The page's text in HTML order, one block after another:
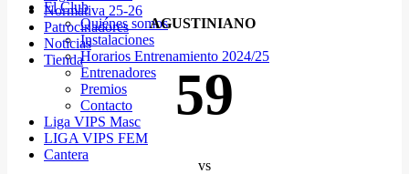
El Club
Quiénes somos
Instalaciones
Horarios Entrenamiento 2024/25
Entrenadores
Premios
Contacto
Liga VIPS Masc
LIGA VIPS FEM
Cantera
Normativa 25-26
Patrocinadores
Noticias
Tienda
AGUSTINIANO
59
vs